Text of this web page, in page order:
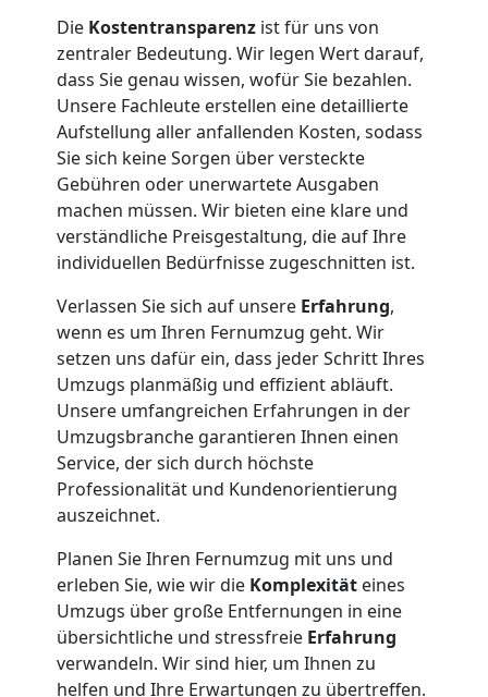
Die Kostentransparenz ist für uns von
zentraler Bedeutung. Wir legen Wert darauf,
dass Sie genau wissen, wofür Sie bezahlen.
Unsere Fachleute erstellen eine detaillierte
Aufstellung aller anfallenden Kosten, sodass
Sie sich keine Sorgen über versteckte
Gebühren oder unerwartete Ausgaben
machen müssen. Wir bieten eine klare und
verständliche Preisgestaltung, die auf Ihre
individuellen Bedürfnisse zugeschnitten ist.
Verlassen Sie sich auf unsere Erfahrung,
wenn es um Ihren Fernumzug geht. Wir
setzen uns dafür ein, dass jeder Schritt Ihres
Umzugs planmäßig und effizient abläuft.
Unsere umfangreichen Erfahrungen in der
Umzugsbranche garantieren Ihnen einen
Service, der sich durch höchste
Professionalität und Kundenorientierung
auszeichnet.
Planen Sie Ihren Fernumzug mit uns und
erleben Sie, wie wir die Komplexität eines
Umzugs über große Entfernungen in eine
übersichtliche und stressfreie Erfahrung
verwandeln. Wir sind hier, um Ihnen zu
helfen und Ihre Erwartungen zu übertreffen.
Umzug
Villach
Küchenumzug
Villach
Umzug
und
Lagerung
Villach
Full-
Service-
Umzug